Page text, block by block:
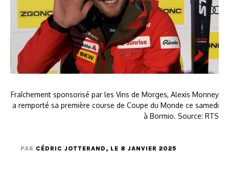
Fraîchement sponsorisé par les Vins de Morges, Alexis Monney
a remporté sa première course de Coupe du Monde ce samedi
à Bormio. Source: RTS
PAR CÉDRIC JOTTERAND , LE 8 JANVIER 2025